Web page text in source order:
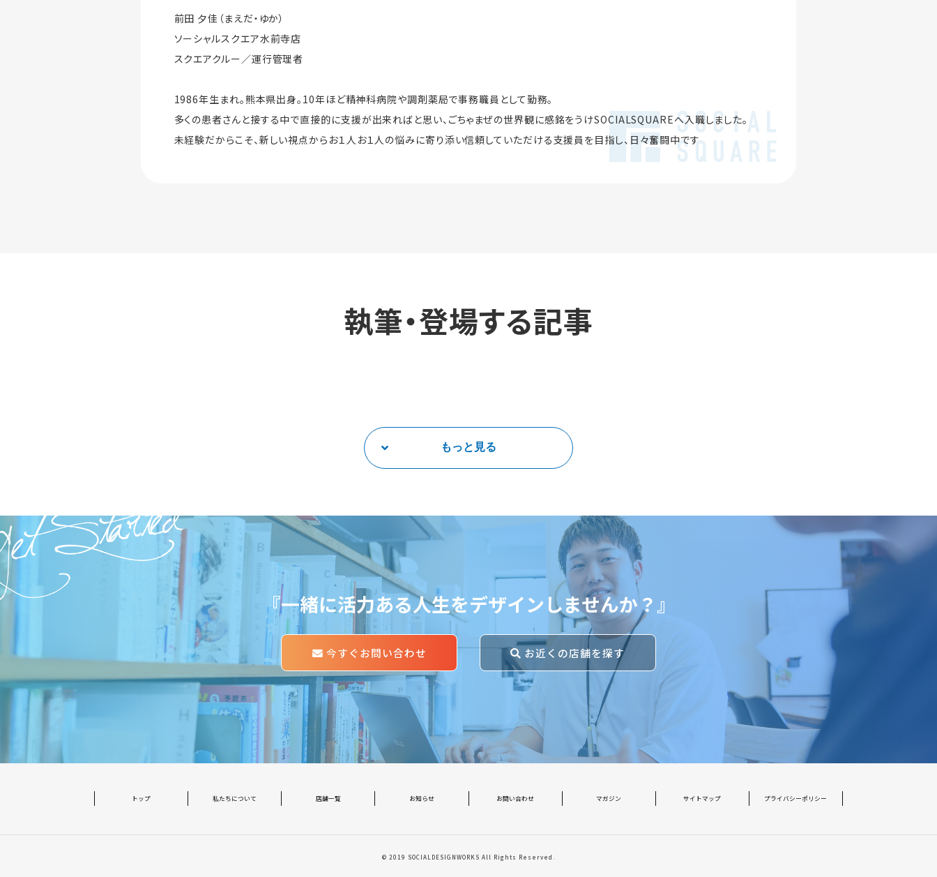
前田 夕佳（まえだ・ゆか）
ソーシャルスクエア水前寺店
スクエアクルー／運行管理者
1986年生まれ。熊本県出身。10年ほど精神科病院や調剤薬局で事務職員として勤務。
多くの患者さんと接する中で直接的に支援が出来ればと思い、ごちゃまぜの世界観に感銘をうけSOCIALSQUAREへ入職しました。
未経験だからこそ、新しい視点からお１人お１人の悩みに寄り添い信頼していただける支援員を目指し、日々奮闘中です
執筆・登場する記事
もっと見る
Started
『一緒に活力ある人生をデザインしませんか？』
今すぐお問い合わせ お近くの店舗を探す
トップ 私たちについて 店舗一覧 お知らせ お問い合わせ マガジン サイトマップ プライバシーポリシー
© 2019 SOCIALDESIGNWORKS All Rights Reserved.